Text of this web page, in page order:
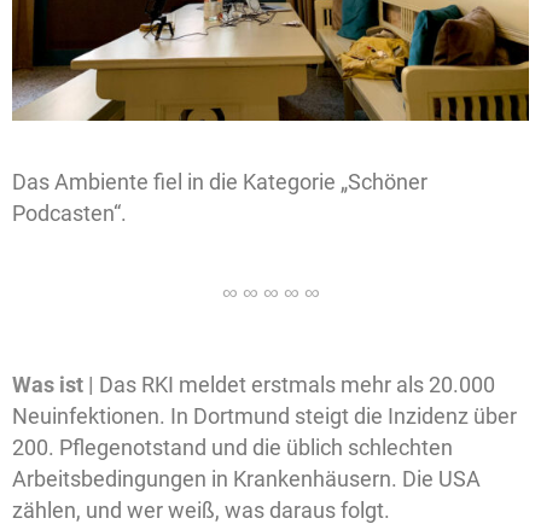
Das Ambiente fiel in die Kategorie „Schöner
Podcasten“.
Was ist | Das RKI meldet erstmals mehr als 20.000
Neuinfektionen. In Dortmund steigt die Inzidenz über
200. Pflegenotstand und die üblich schlechten
Arbeitsbedingungen in Krankenhäusern. Die USA
zählen, und wer weiß, was daraus folgt.